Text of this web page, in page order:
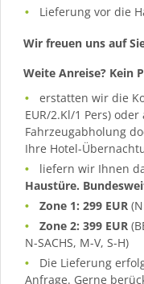
Lieferung vor die
Wir freuen uns auf
Weite Anreise? Kein
erstatten wir die
EUR/2.Kl/1 Pers)
Fahrzeugabholung
Ihre Hotel-
liefern wir Ihnen
Haustüre.
Zone 1: 299 EUR
Zone 2: 399 EUR
N-SACHS, M-V, S-H)
Die Lieferung
Anfrage. Gerne